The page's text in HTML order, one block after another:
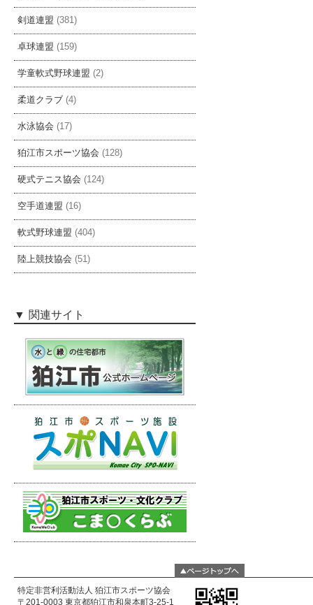
剣道連盟 (381)
卓球連盟 (159)
学童軟式野球連盟 (2)
柔道クラブ (4)
水泳協会 (17)
狛江市スポーツ協会 (128)
硬式テニス協会 (124)
空手道連盟 (16)
軟式野球連盟 (404)
陸上競技協会 (51)
関連サイト
特定非営利活動法人 狛江市スポーツ協会
〒201-0003 東京都狛江市和泉本町3-25-1